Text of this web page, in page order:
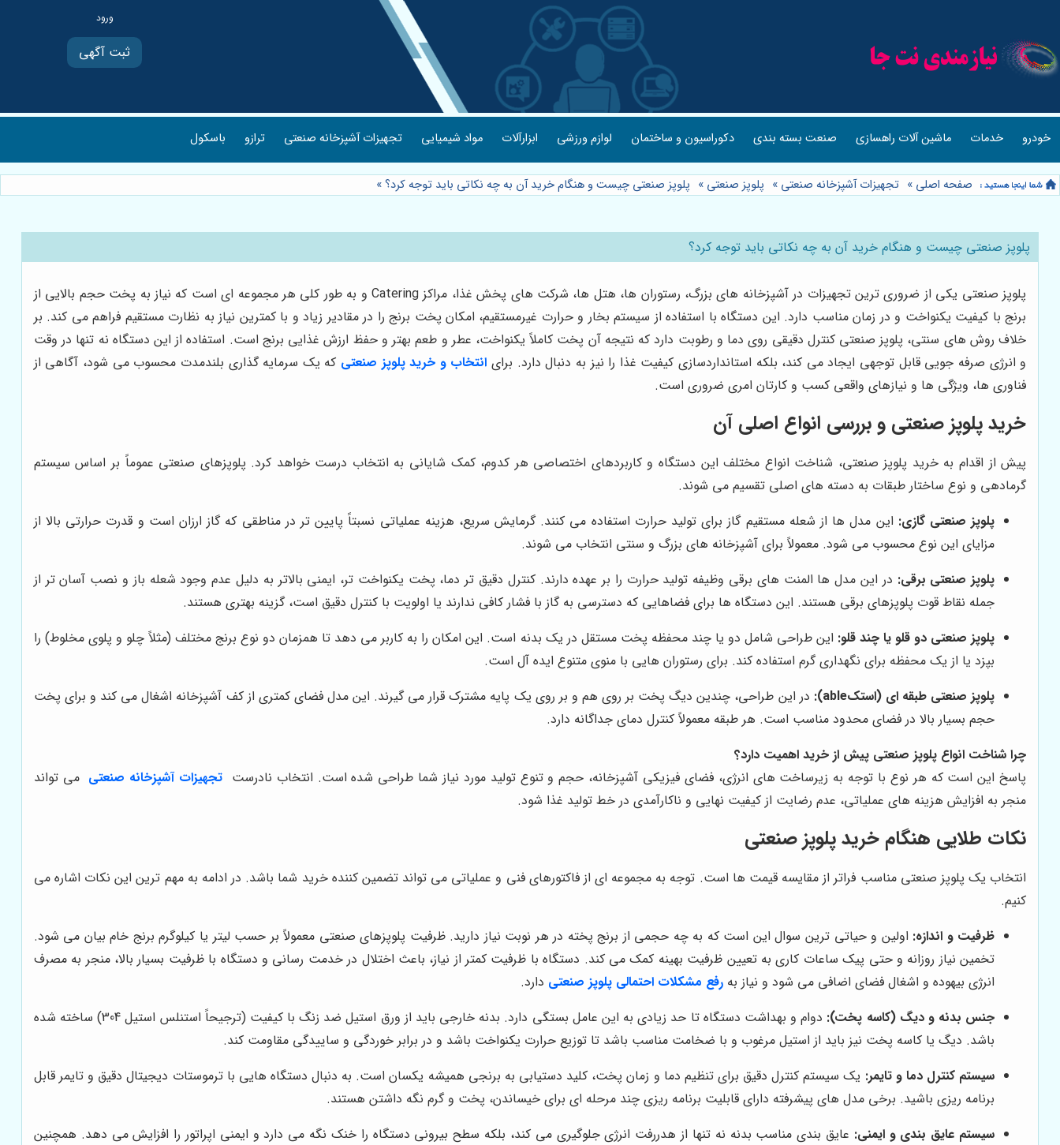
ثبت آگهی
خودرو خدمات ماشین آلات راهسازی صنعت بسته بندی دکوراسیون و ساختمان لوازم ورزشی ابزارآلات مواد شیمیایی تجهیزات آشپزخانه صنعتی ترازو باسکول
صفحه اصلی » تجهیزات آشپزخانه صنعتی » پلوپز صنعتی » پلوپز صنعتی چیست و هنگام خرید آن به چه نکاتی باید توجه کرد؟»
پلوپز صنعتی چیست و هنگام خرید آن به چه نکاتی باید توجه کرد؟
پلوپز صنعتی یکی از ضروری ترین تجهیزات در آشپزخانه های بزرگ، رستوران ها، هتل ها، شرکت های پخش غذا، مراکز Catering و به طور کلی هر مجموعه ای است که نیاز به پخت حجم بالایی از
برنج با کیفیت یکنواخت و در زمان مناسب دارد. این دستگاه با استفاده از سیستم بخار و حرارت غیرمستقیم، امکان پخت برنج را در مقادیر زیاد و با کمترین نیاز به نظارت مستقیم فراهم می کند. بر
خلاف روش های سنتی، پلوپز صنعتی کنترل دقیقی روی دما و رطوبت دارد که نتیجه آن پخت کاملاً یکنواخت، عطر و طعم بهتر و حفظ ارزش غذایی برنج است. استفاده از این دستگاه نه تنها در وقت
و انرژی صرفه جویی قابل توجهی ایجاد می کند، بلکه استانداردسازی کیفیت غذا را نیز به دنبال دارد. برای انتخاب و خرید پلوپز صنعتی که یک سرمایه گذاری بلندمدت محسوب می شود، آگاهی از
فناوری ها، ویژگی ها و نیازهای واقعی کسب و کارتان امری ضروری است.
خرید پلوپز صنعتی و بررسی انواع اصلی آن
پیش از اقدام به خرید پلوپز صنعتی، شناخت انواع مختلف این دستگاه و کاربردهای اختصاصی هر کدوم، کمک شایانی به انتخاب درست خواهد کرد. پلوپزهای صنعتی عموماً بر اساس سیستم
گرمادهی و نوع ساختار طبقات به دسته های اصلی تقسیم می شوند.
پلوپز صنعتی گازی: این مدل ها از شعله مستقیم گاز برای تولید حرارت استفاده می کنند. گرمایش سریع، هزینه عملیاتی نسبتاً پایین تر در مناطقی که گاز ارزان است و قدرت حرارتی بالا از
مزایای این نوع محسوب می شود. معمولاً برای آشپزخانه های بزرگ و سنتی انتخاب می شوند.
پلوپز صنعتی برقی: در این مدل ها المنت های برقی وظیفه تولید حرارت را بر عهده دارند. کنترل دقیق تر دما، پخت یکنواخت تر، ایمنی بالاتر به دلیل عدم وجود شعله باز و نصب آسان تر از
جمله نقاط قوت پلوپزهای برقی هستند. این دستگاه ها برای فضاهایی که دسترسی به گاز با فشار کافی ندارند یا اولویت با کنترل دقیق است، گزینه بهتری هستند.
پلوپز صنعتی دو قلو یا چند قلو: این طراحی شامل دو یا چند محفظه پخت مستقل در یک بدنه است. این امکان را به کاربر می دهد تا همزمان دو نوع برنج مختلف (مثلاً چلو و پلوی مخلوط) را
بپزد یا از یک محفظه برای نگهداری گرم استفاده کند. برای رستوران هایی با منوی متنوع ایده آل است.
پلوپز صنعتی طبقه ای (استکable):
در این طراحی، چندین دیگ پخت بر روی هم و بر روی یک پایه مشترک قرار می گیرند. این مدل فضای کمتری از کف آشپزخانه اشغال می کند و برای پخت
حجم بسیار بالا در فضای محدود مناسب است. هر طبقه معمولاً کنترل دمای جداگانه دارد.
چرا شناخت انواع پلوپز صنعتی پیش از خرید اهمیت دارد؟
پاسخ این است که هر نوع با توجه به زیرساخت های انرژی، فضای فیزیکی آشپزخانه، حجم و تنوع تولید مورد نیاز شما طراحی شده است. انتخاب نادرست تجهیزات آشپزخانه صنعتی می تواند
منجر به افزایش هزینه های عملیاتی، عدم رضایت از کیفیت نهایی و ناکارآمدی در خط تولید غذا شود.
نکات طلایی هنگام خرید پلوپز صنعتی
انتخاب یک پلوپز صنعتی مناسب فراتر از مقایسه قیمت ها است. توجه به مجموعه ای از فاکتورهای فنی و عملیاتی می تواند تضمین کننده خرید شما باشد. در ادامه به مهم ترین این نکات اشاره می
کنیم.
ظرفیت و اندازه: اولین و حیاتی ترین سوال این است که به چه حجمی از برنج پخته در هر نوبت نیاز دارید. ظرفیت پلوپزهای صنعتی معمولاً بر حسب لیتر یا کیلوگرم برنج خام بیان می شود.
تخمین نیاز روزانه و حتی پیک ساعات کاری به تعیین ظرفیت بهینه کمک می کند. دستگاه با ظرفیت کمتر از نیاز، باعث اختلال در خدمت رسانی و دستگاه با ظرفیت بسیار بالا، منجر به مصرف
انرژی بیهوده و اشغال فضای اضافی می شود و نیاز به رفع مشکلات احتمالی پلوپز صنعتی دارد.
جنس بدنه و دیگ (کاسه پخت):
دوام و بهداشت دستگاه تا حد زیادی به این عامل بستگی دارد. بدنه خارجی باید از ورق استیل ضد زنگ با کیفیت (ترجیحاً استنلس استیل 304) ساخته شده
باشد. دیگ یا کاسه پخت نیز باید از استیل مرغوب و با ضخامت مناسب باشد تا توزیع حرارت یکنواخت باشد و در برابر خوردگی و ساییدگی مقاومت کند.
سیستم کنترل دما و تایمر: یک سیستم کنترل دقیق برای تنظیم دما و زمان پخت، کلید دستیابی به برنجی همیشه یکسان است. به دنبال دستگاه هایی با ترموستات دیجیتال دقیق و تایمر قابل
برنامه ریزی باشید. برخی مدل های پیشرفته دارای قابلیت برنامه ریزی چند مرحله ای برای خیساندن، پخت و گرم نگه داشتن هستند.
سیستم عایق بندی و ایمنی: عایق بندی مناسب بدنه نه تنها از هدررفت انرژی جلوگیری می کند، بلکه سطح بیرونی دستگاه را خنک نگه می دارد و ایمنی اپراتور را افزایش می دهد. همچنین